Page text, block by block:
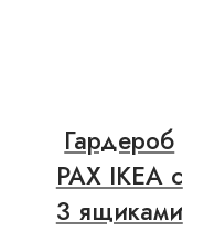
Гардероб
PAX IKEA с
3 ящиками